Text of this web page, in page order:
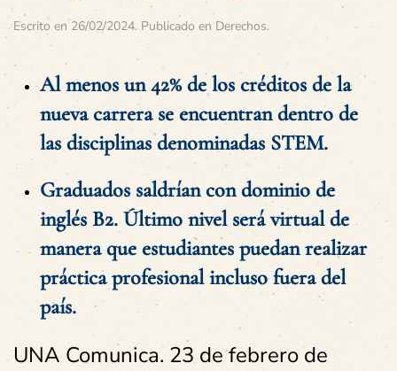
Escrito en26/02/2024. Publicado en Derechos.
Al menos un 42% de los créditos de la
nueva carrera se encuentran dentro de
las disciplinas denominadas STEM.
Graduados saldrían con dominio de
inglés B2. Último nivel será virtual de
manera que estudiantes puedan realizar
práctica profesional incluso fuera del
país.
UNA Comunica. 23 de febrero de